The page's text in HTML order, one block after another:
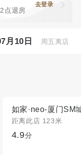
点退房
去登录
月10日 周五离店
距离此店 123米
4.9分